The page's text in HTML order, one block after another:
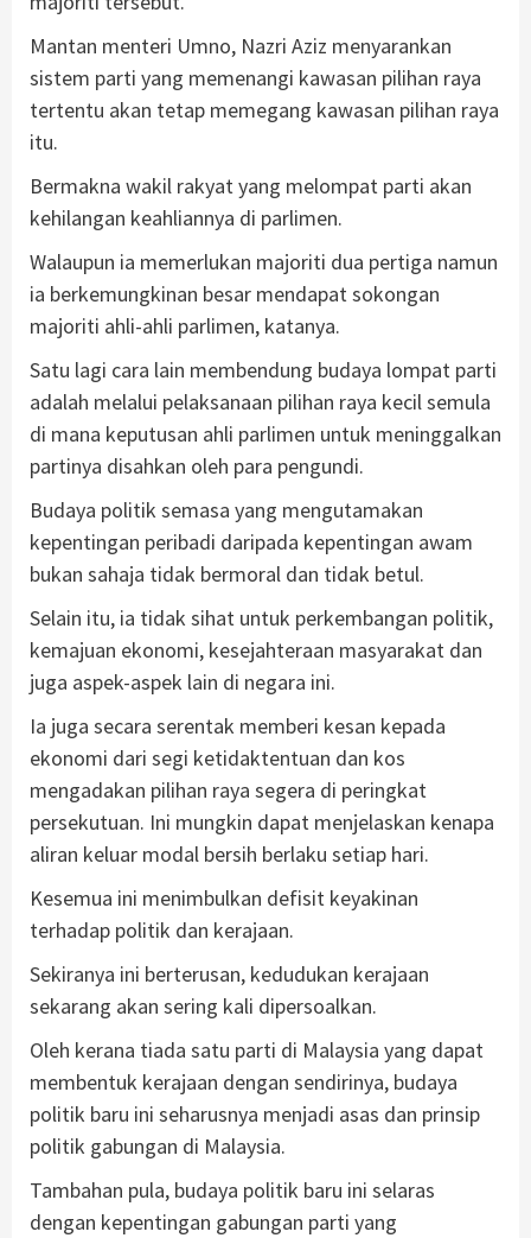
Mantan menteri Umno, Nazri Aziz menyarankan
sistem parti yang memenangi kawasan pilihan raya
tertentu akan tetap memegang kawasan pilihan raya
itu.
Bermakna wakil rakyat yang melompat parti akan
kehilangan keahliannya di parlimen.
Walaupun ia memerlukan majoriti dua pertiga namun
ia berkemungkinan besar mendapat sokongan
majoriti ahli-ahli parlimen, katanya.
Satu lagi cara lain membendung budaya lompat parti
adalah melalui pelaksanaan pilihan raya kecil semula
di mana keputusan ahli parlimen untuk meninggalkan
partinya disahkan oleh para pengundi.
Budaya politik semasa yang mengutamakan
kepentingan peribadi daripada kepentingan awam
bukan sahaja tidak bermoral dan tidak betul.
Selain itu, ia tidak sihat untuk perkembangan politik,
kemajuan ekonomi, kesejahteraan masyarakat dan
juga aspek-aspek lain di negara ini.
Ia juga secara serentak memberi kesan kepada
ekonomi dari segi ketidaktentuan dan kos
mengadakan pilihan raya segera di peringkat
persekutuan. Ini mungkin dapat menjelaskan kenapa
aliran keluar modal bersih berlaku setiap hari.
Kesemua ini menimbulkan defisit keyakinan
terhadap politik dan kerajaan.
Sekiranya ini berterusan, kedudukan kerajaan
sekarang akan sering kali dipersoalkan.
Oleh kerana tiada satu parti di Malaysia yang dapat
membentuk kerajaan dengan sendirinya, budaya
politik baru ini seharusnya menjadi asas dan prinsip
politik gabungan di Malaysia.
Tambahan pula, budaya politik baru ini selaras
dengan kepentingan gabungan parti yang